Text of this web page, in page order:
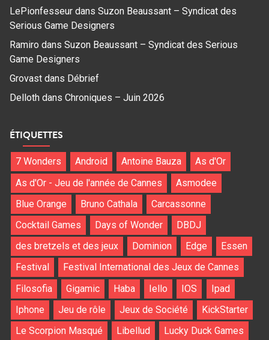
LePionfesseur dans Suzon Beaussant – Syndicat des
Serious Game Designers
Ramiro dans Suzon Beaussant – Syndicat des Serious
Game Designers
Grovast dans Débrief
Delloth dans Chroniques – Juin 2026
ÉTIQUETTES
7 Wonders Android Antoine Bauza
As d'Or
As d'Or - Jeu de l'année de Cannes
Asmodee
Blue Orange
Bruno Cathala
Carcassonne
Cocktail Games
Days of Wonder
DBDJ
des bretzels et des jeux
Dominion Edge
Essen
Festival
Festival International des Jeux de Cannes
Filosofia
Gigamic Haba Iello IOS
Ipad
Iphone
Jeu de rôle Jeux de Société
KickStarter
Le Scorpion Masqué
Libellud Lucky Duck Games